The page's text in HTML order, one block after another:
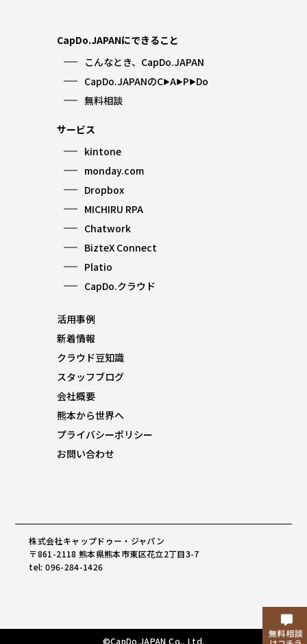
CapDo.JAPANにできること
こんなとき、CapDo.JAPAN
CapDo.JAPANのC▶︎A▶︎P▶︎Do
無料相談
サービス
kintone
monday.com
Dropbox
MICHIRU RPA
Chatwork
BizteX Connect
Platio
CapDo.クラウド
活用事例
新着情報
クラウド豆知識
スタッフブログ
会社概要
熊本から世界へ
プライバシーポリシー
お問い合わせ
株式会社キャップドゥー・ジャパン
〒861-2118 熊本県熊本市東区花立2丁目3-7
tel: 096-284-1426
©CapDo.JAPAN Co., Ltd.